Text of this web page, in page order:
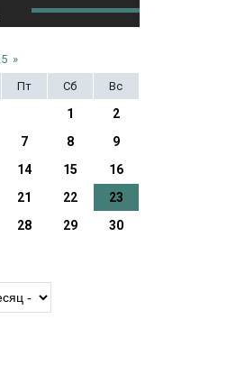
»
Пт Сб Вс
1
2
7 8
9
14 15
16
21 22
23
28 29
30